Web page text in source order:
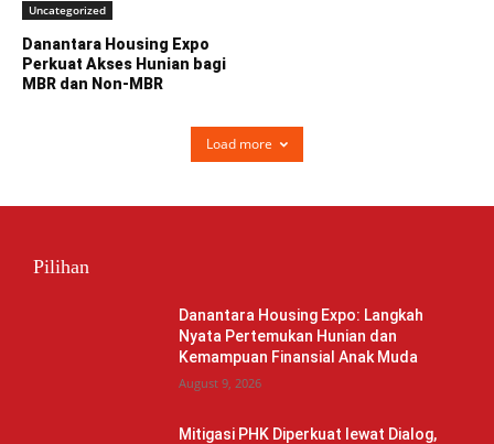
Uncategorized
Danantara Housing Expo
Perkuat Akses Hunian bagi
MBR dan Non-MBR
Load more
Pilihan
Danantara Housing Expo: Langkah
Nyata Pertemukan Hunian dan
Kemampuan Finansial Anak Muda
August 9, 2026
Mitigasi PHK Diperkuat lewat Dialog,